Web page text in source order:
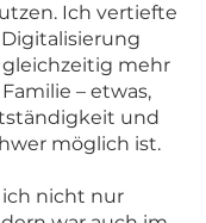
Ich vertiefte
mehr
– etwas,
und
möglich ist.
nicht nur